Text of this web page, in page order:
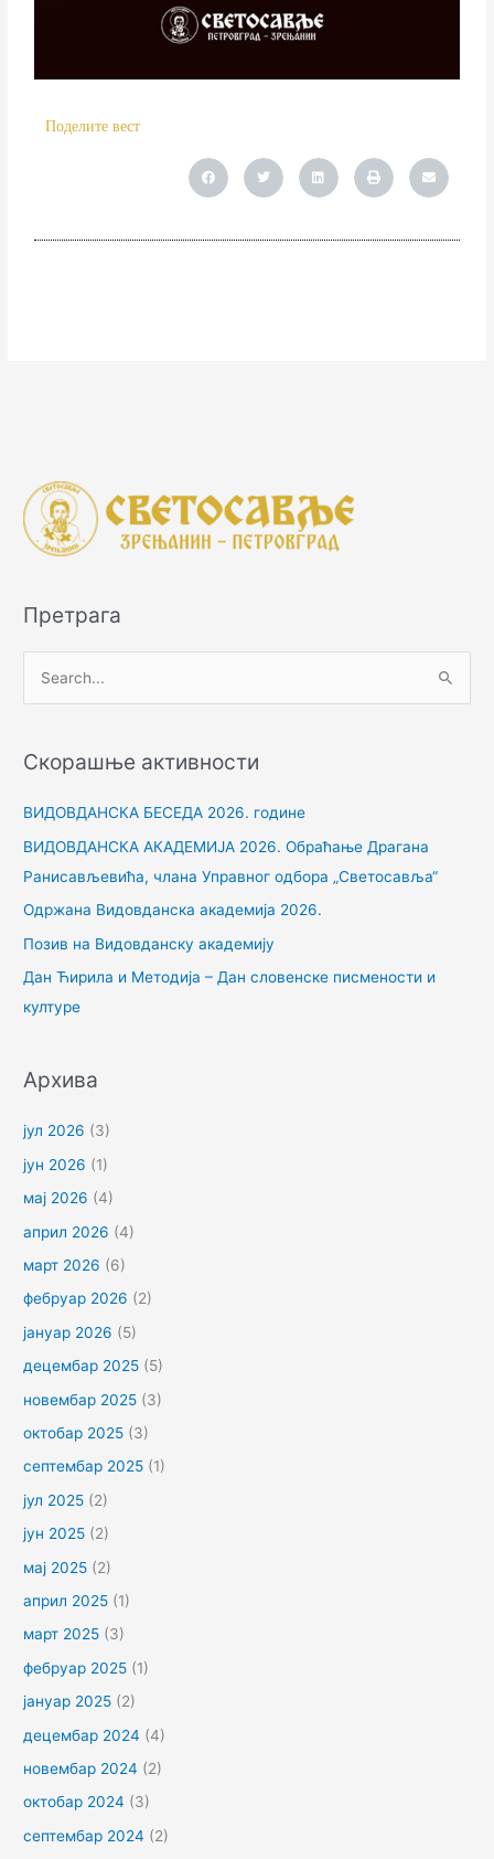
Поделите вест
Претрага
т
з
а
:
Скорашње активности
ВИДОВДАНСКА БЕСЕДА 2026. године
ВИДОВДАНСКА АКАДЕМИЈА 2026. Обраћање Драгана
Ранисављевића, члана Управног одбора „Светосавља“
Одржана Видовданска академија 2026.
Позив на Видовданску академију
Дан Ћирила и Методија – Дан словенске писмености и
културе
Архива
јул 2026 (3)
јун 2026 (1)
мај 2026 (4)
април 2026 (4)
март 2026 (6)
фебруар 2026 (2)
јануар 2026 (5)
децембар 2025 (5)
новембар 2025 (3)
октобар 2025 (3)
септембар 2025 (1)
јул 2025 (2)
јун 2025 (2)
мај 2025 (2)
април 2025 (1)
март 2025 (3)
фебруар 2025 (1)
јануар 2025 (2)
децембар 2024 (4)
новембар 2024 (2)
октобар 2024 (3)
септембар 2024 (2)